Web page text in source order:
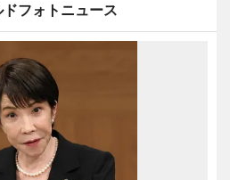
ドフォトニュース